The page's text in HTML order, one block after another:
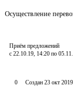
Осуществление
Приём предложений
с 22.10.19, 14:20 по
0 Создан 23 окт 2019